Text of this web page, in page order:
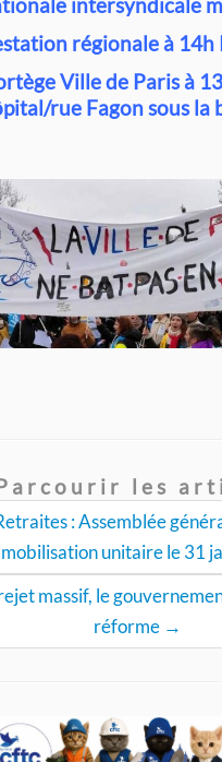
régionale à 14h
Ville de Paris à
rue Fagon sous la
les
: Assemblée
mobilisation unitaire le 31
massif, le
réforme →